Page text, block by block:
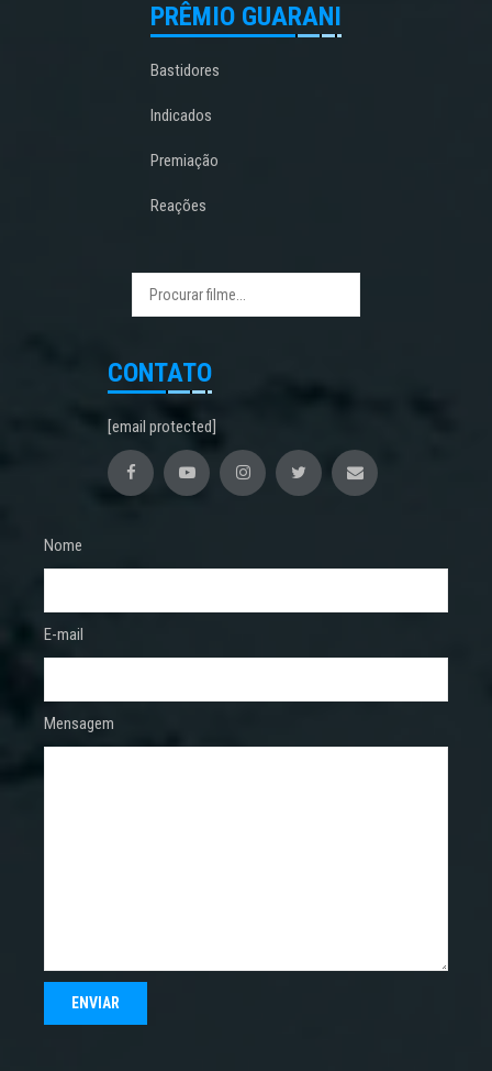
PRÊMIO GUARANI
Bastidores
Indicados
Premiação
Reações
CONTATO
[email protected]
Nome
E-mail
Mensagem